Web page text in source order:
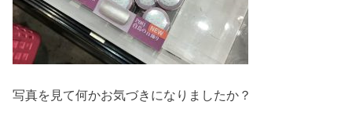
写真を見て何かお気づきになりましたか？